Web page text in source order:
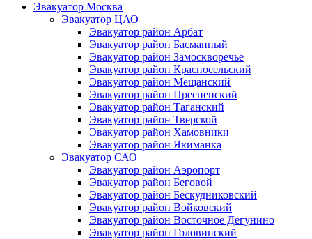
Эвакуатор Москва
Эвакуатор ЦАО
Эвакуатор район Арбат
Эвакуатор район Басманный
Эвакуатор район Замоскворечье
Эвакуатор район Красносельский
Эвакуатор район Мещанский
Эвакуатор район Пресненский
Эвакуатор район Таганский
Эвакуатор район Тверской
Эвакуатор район Хамовники
Эвакуатор район Якиманка
Эвакуатор САО
Эвакуатор район Аэропорт
Эвакуатор район Беговой
Эвакуатор район Бескудниковский
Эвакуатор район Войковский
Эвакуатор район Восточное Дегунино
Эвакуатор район Головинский